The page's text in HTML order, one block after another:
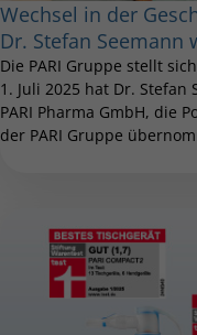
Wechsel in der
Dr. Stefan Seemann
Die PARI Gruppe stellt
1. Juli 2025 hat Dr.
PARI Pharma GmbH, die
der PARI Gruppe